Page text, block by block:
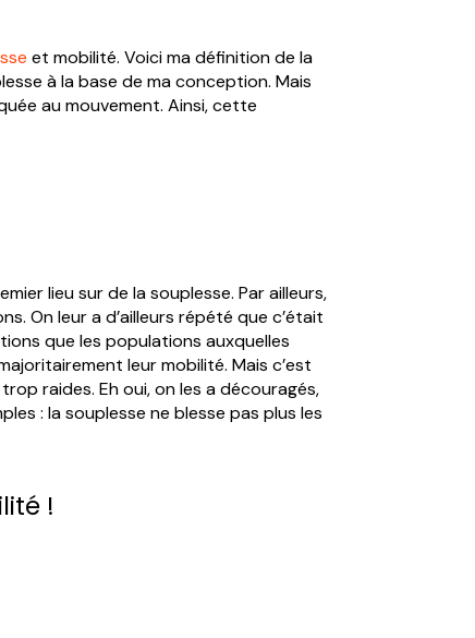
et mobilité. Voici ma définition de la
à la base de ma conception. Mais
au mouvement. Ainsi, cette
lieu sur de la souplesse. Par ailleurs,
On leur a d’ailleurs répété que c’était
que les populations auxquelles
leur mobilité. Mais c’est
raides. Eh oui, on les a découragés,
: la souplesse ne blesse pas plus les
!